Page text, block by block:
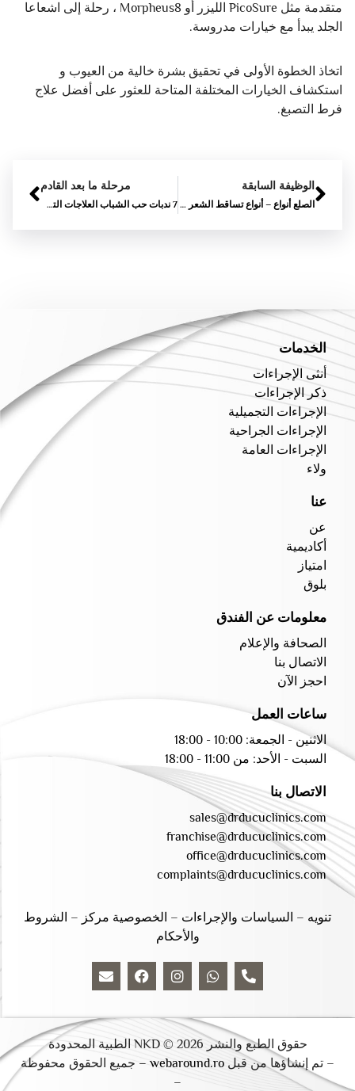
متقدمة مثل PicoSure الليزر أو Morpheus8 ، رحلة إلى اشعاعا
الجلد يبدأ مع خيارات مدروسة.
اتخاذ الخطوة الأولى في تحقيق بشرة خالية من العيوب و
استكشاف الخيارات المختلفة المتاحة للعثور على أفضل علاج
فرط التصبغ.
الوظيفة السابقة
الصلع أنواع – أنواع تساقط الشعر يجب أن يكون على بينة من
مرحلة ما بعد القادم
7 ندبات حب الشباب العلاجات التي تعمل
الخدمات
أنثى الإجراءات
ذكر الإجراءات
الإجراءات التجميلية
الإجراءات الجراحية
الإجراءات العامة
ولاء
عنا
عن
أكاديمية
امتياز
بلوق
معلومات عن الفندق
الصحافة والإعلام
الاتصال بنا
احجز الآن
ساعات العمل
الاثنين - الجمعة: 10:00 - 18:00
السبت - الأحد: من 11:00 - 18:00
الاتصال بنا
sales@drducuclinics.com
franchise@drducuclinics.com
office@drducuclinics.com
complaints@drducuclinics.com
تنويه – السياسات والإجراءات – الخصوصية مركز – الشروط
والأحكام
حقوق الطبع والنشر 2026 © NKD الطبية المحدودة
– تم إنشاؤها من قبل webaround.ro –
جميع الحقوق محفوظة
–